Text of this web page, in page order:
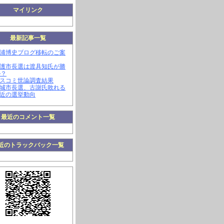
マイリンク
最新記事一覧
博史ブログ移転のご案
市長選は渡具知氏が勝
コミ世論調査結果
市長選、古謝氏敗れる
の選挙動向
最近のコメント一覧
のトラックバック一覧